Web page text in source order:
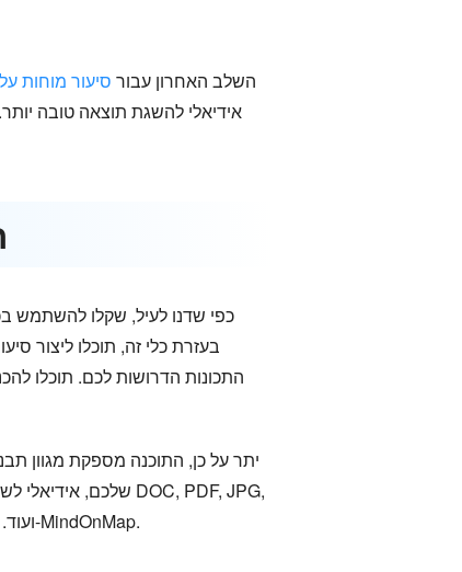
השלב האחרון עבור סיעור מוחות
אידיאלי להשגת תוצאה טובה
כפי שדנו לעיל, שקלו להשתמש
בעזרת כלי זה, תוכלו ליצור
התכונות הדרושות לכם. תוכלו
יתר על כן, התוכנה מספקת מגוון
PNG ועוד. לכן, אם אתם זקוקים לכלי מצוין שיעזור לכם ליצור סיעור מוחות על מפת חשיבה באינטרנט, אל תהססו לגשת ל-MindOnMap.